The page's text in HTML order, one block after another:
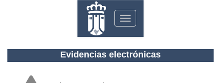
Toggle
navigation
Evidencias electrónicas